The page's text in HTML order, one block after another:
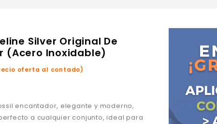
Silver Original De
(Acero Inoxidable)
oferta al contado)
encantador, elegante y moderno,
a cualquier conjunto, ideal para